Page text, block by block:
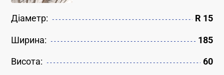
Діаметр: R 15
Ширина: 185
Висота: 60